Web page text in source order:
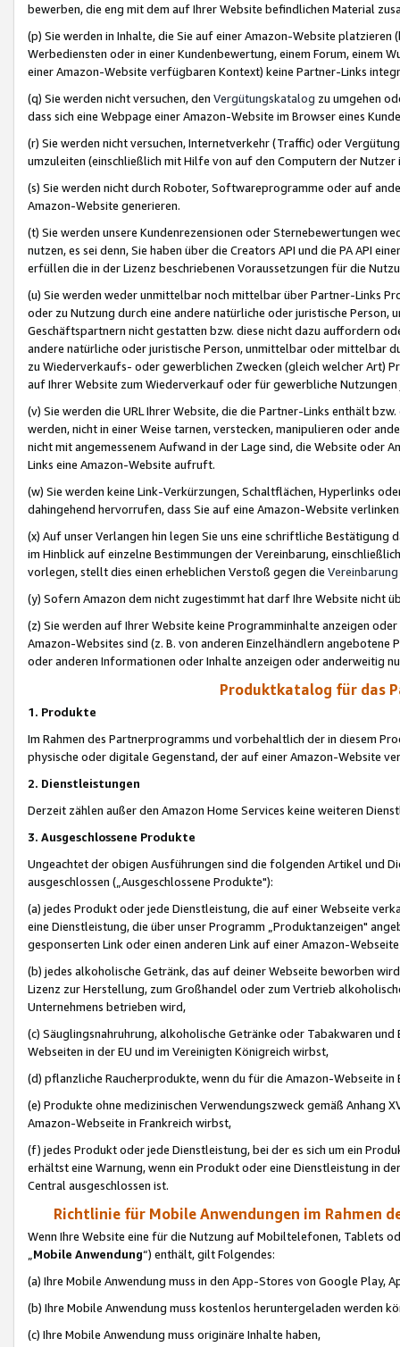
bewerben, die eng mit dem auf Ihrer Website befindlichen Material
(p) Sie werden in Inhalte, die Sie auf einer Amazon-Website
Werbediensten oder in einer Kundenbewertung, einem Forum, einem
einer Amazon-Website verfügbaren Kontext) keine Partner-Links
(q) Sie werden nicht versuchen, den Vergütungskatalog zu umgehen
dass sich eine Webpage einer Amazon-Website im Browser eines
(r) Sie werden nicht versuchen, Internetverkehr (Traffic) oder
umzuleiten (einschließlich mit Hilfe von auf den Computern der
(s) Sie werden nicht durch Roboter, Softwareprogramme oder auf
Amazon-Website generieren.
(t) Sie werden unsere Kundenrezensionen oder Sternebewertungen
nutzen, es sei denn, Sie haben über die Creators API und die PA API
erfüllen die in der Lizenz beschriebenen Voraussetzungen für die
(u) Sie werden weder unmittelbar noch mittelbar über Partner-Links
oder zu Nutzung durch eine andere natürliche oder juristische
Geschäftspartnern nicht gestatten bzw. diese nicht dazu auffordern
andere natürliche oder juristische Person, unmittelbar oder mittelbar
zu Wiederverkaufs- oder gewerblichen Zwecken (gleich welcher Art)
auf Ihrer Website zum Wiederverkauf oder für gewerbliche
(v) Sie werden die URL Ihrer Website, die die Partner-Links enthält
werden, nicht in einer Weise tarnen, verstecken, manipulieren oder
nicht mit angemessenem Aufwand in der Lage sind, die Website oder
Links eine Amazon-Website aufruft.
(w) Sie werden keine Link-Verkürzungen, Schaltflächen, Hyperlinks
dahingehend hervorrufen, dass Sie auf eine Amazon-Website
(x) Auf unser Verlangen hin legen Sie uns eine schriftliche
im Hinblick auf einzelne Bestimmungen der Vereinbarung,
vorlegen, stellt dies einen erheblichen Verstoß gegen die Vereinbarung
(y) Sofern Amazon dem nicht zugestimmt hat darf Ihre Website nicht
(z) Sie werden auf Ihrer Website keine Programminhalte anzeigen
Amazon-Websites sind (z. B. von anderen Einzelhändlern
oder anderen Informationen oder Inhalte anzeigen oder anderweitig
Produktkatalog für das
1. Produkte
Im Rahmen des Partnerprogramms und vorbehaltlich der in diesem
physische oder digitale Gegenstand, der auf einer Amazon-Website
2. Dienstleistungen
Derzeit zählen außer den Amazon Home Services keine weiteren
3. Ausgeschlossene Produkte
Ungeachtet der obigen Ausführungen sind die folgenden Artikel und
ausgeschlossen („Ausgeschlossene Produkte"):
(a) jedes Produkt oder jede Dienstleistung, die auf einer Webseite
eine Dienstleistung, die über unser Programm „Produktanzeigen"
gesponserten Link oder einen anderen Link auf einer Amazon-
(b) jedes alkoholische Getränk, das auf deiner Webseite beworben
Lizenz zur Herstellung, zum Großhandel oder zum Vertrieb
Unternehmens betrieben wird,
(c) Säuglingsnahruhrung, alkoholische Getränke oder Tabakwaren
Webseiten in der EU und im Vereinigten Königreich wirbst,
(d) pflanzliche Raucherprodukte, wenn du für die Amazon-Webseite in
(e) Produkte ohne medizinischen Verwendungszweck gemäß Anhang
Amazon-Webseite in Frankreich wirbst,
(f) jedes Produkt oder jede Dienstleistung, bei der es sich um ein
erhältst eine Warnung, wenn ein Produkt oder eine Dienstleistung in
Central ausgeschlossen ist.
Richtlinie für Mobile Anwendungen im Rahmen
Wenn Ihre Website eine für die Nutzung auf Mobiltelefonen, Tablets
„Mobile Anwendung“) enthält, gilt Folgendes:
(a) Ihre Mobile Anwendung muss in den App-Stores von Google Play,
(b) Ihre Mobile Anwendung muss kostenlos heruntergeladen werden
(c) Ihre Mobile Anwendung muss originäre Inhalte haben,